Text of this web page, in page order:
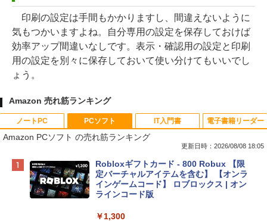
印刷の設定は手間もかかりますし、間違えないように
気もつかいますよね。自分専用の設定を保存しておけば
効率アップ間違いなしです。表示・確認用の設定と印刷
用の設定を別々に保存しておいて使い分けてもいいでし
ょう。
Amazon 売れ筋ランキング
ノートPC
Apple 2026 MacBook Neo A18 Proチッ
プ搭載13インチノートブック：AIとAppl
e Intelligenceのために設計、Liquid Ret
inaディスプレイ、8GBユニファイドメモ
eTime HDカメラ、Touch ID - シルバー
PCソフト
Amazon PCソフト の売れ筋ランキング
更新日時：2026/08/08 18:05
Robloxギフトカード - 800 Robux 【限
定バーチャルアイテムを含む】 【オンラ
インゲームコード】 ロブロックス | オン
ラインコード版
￥1,300
IT入門書 電子書籍リーダー